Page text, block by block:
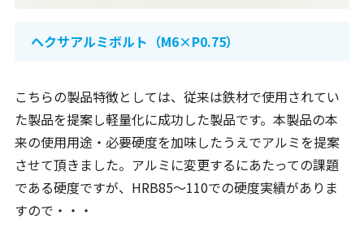
ヘクサアルミボルト（M6×P0.75）
こちらの製品特徴としては、従来は鉄材で使用されてい
た製品を提案し軽量化に成功した製品です。本製品の本
来の使用用途・必要硬度を加味したうえでアルミを提案
させて頂きました。アルミに変更するにあたっての課題
である硬度ですが、HRB85～110での硬度実績がありま
すので・・・